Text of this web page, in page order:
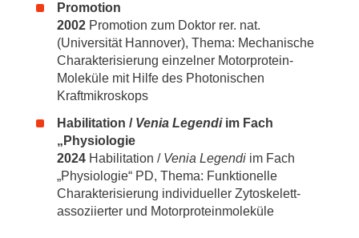
Promotion
2002 Promotion zum Doktor rer. nat.
(Universität Hannover), Thema: Mechanische
Charakterisierung einzelner Motorprotein-
Moleküle mit Hilfe des Photonischen
Kraftmikroskops
Habilitation / Venia Legendiim Fach
„Physiologie
2024 Habilitation / Venia Legendi im Fach
„Physiologie“ PD, Thema: Funktionelle
Charakterisierung individueller Zytoskelett-
assoziierter und Motorproteinmoleküle